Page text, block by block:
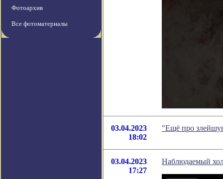
Фотоархив
Все фотоматериалы
03.04.2023
18:02
"Ещё про
03.04.2023
17:27
Наблюдаемый